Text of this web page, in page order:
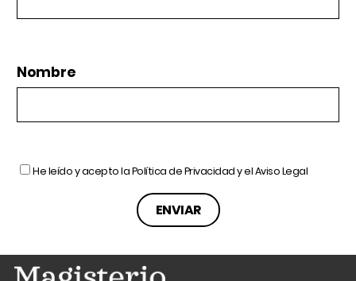
Nombre
He leído y acepto laPolítica de Privacidady elAviso Legal